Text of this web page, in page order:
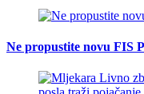
Ne propustite novu FIS